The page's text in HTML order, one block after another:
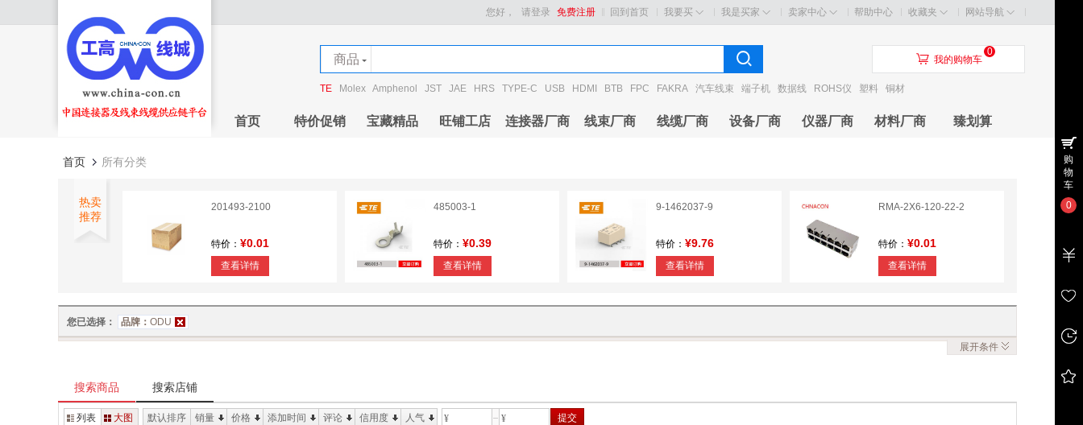
回到首页 我要买 我是买家 卖家中心 帮助中心 收藏夹 网站导航
您好， 请登录 免费注册
商品
店铺
TE Molex Amphenol JST JAE HRS TYPE-C USB HDMI BTB FPC FAKRA 汽车线束 端子机 数据线 ROHS仪 塑料 铜材
󰃦 我的购物车
0
首页 特价促销 宝藏精品 旺铺工店 连接器厂商 线束厂商 线缆厂商 设备厂商 仪器厂商 材料厂商 臻划算
首页 所有分类
热卖
推荐
201493-2100
特价： ¥0.01
查看详情
485003-1
特价： ¥0.39
查看详情
9-1462037-9
特价： ¥9.76
查看详情
RMA-2X6-120-22-2
特价： ¥0.01
查看详情
特价：¥0
您已选择： 品牌： ODU
展开条件
搜索商品 搜索店铺
列表 大图 默认排序 销量 价格 添加时间 评论 信用度 人气 ¥ ¥ 提交
购
物
车
0